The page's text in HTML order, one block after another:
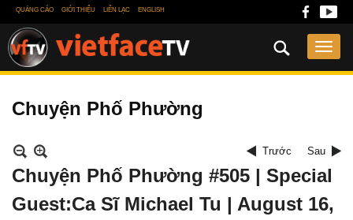
QUẢNG CÁO GIỚI THIỆU LIÊN LẠC ENGLISH
Chuyện Phố Phường
Trước Sau
Chuyện Phố Phường #505 | Special
Guest:Ca Sĩ Michael Tu | August 16,